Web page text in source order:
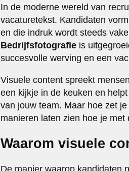
In de moderne wereld van
vacaturetekst. Kandidaten
en die indruk wordt steeds
Bedrijfsfotografie is
succesvolle werving en een
Visuele content spreekt
een kijkje in de keuken en
van jouw team. Maar hoe zet
manieren laten zien hoe je
Waarom visuele
De manier waarop kandidaten